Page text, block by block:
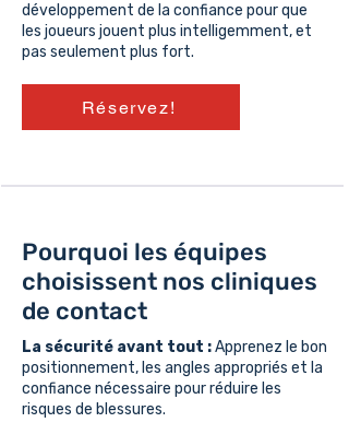
développement de la confiance pour que
les joueurs jouent plus intelligemment, et
pas seulement plus fort.
Réservez!
Pourquoi les équipes
choisissent nos cliniques
de contact
La sécurité avant tout :Apprenez le bon
positionnement, les angles appropriés et la
confiance nécessaire pour réduire les
risques de blessures.